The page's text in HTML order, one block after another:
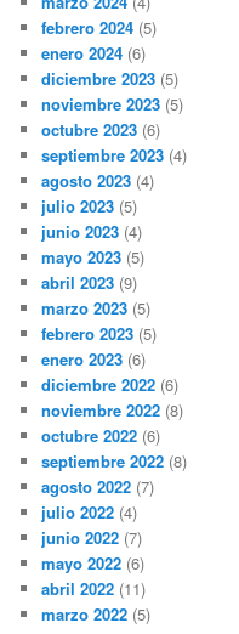
febrero 2024 (5)
enero 2024 (6)
diciembre 2023 (5)
noviembre 2023 (5)
octubre 2023 (6)
septiembre 2023 (4)
agosto 2023 (4)
julio 2023 (5)
junio 2023 (4)
mayo 2023 (5)
abril 2023 (9)
marzo 2023 (5)
febrero 2023 (5)
enero 2023 (6)
diciembre 2022 (6)
noviembre 2022 (8)
octubre 2022 (6)
septiembre 2022 (8)
agosto 2022 (7)
julio 2022 (4)
junio 2022 (7)
mayo 2022 (6)
abril 2022 (11)
marzo 2022 (5)